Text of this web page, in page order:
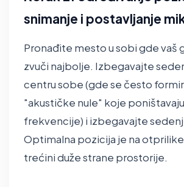
snimanje i postavljanje
Pronađite mesto u sobi gde vaš
zvuči najbolje. Izbegavajte
centru sobe (gde se često
"akustičke nule" koje
frekvencije) i izbegavajte
Optimalna pozicija je na
trećini duže strane prostorije.